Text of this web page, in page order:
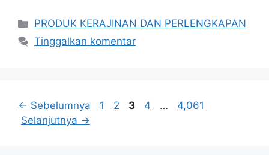
Kategori
PRODUK KERAJINAN DAN PERLENGKAPAN
Tinggalkan komentar
← Sebelumnya Halaman
1 Halaman
2 Halaman
3 Halaman
4 … Halaman
4,061
Selanjutnya →